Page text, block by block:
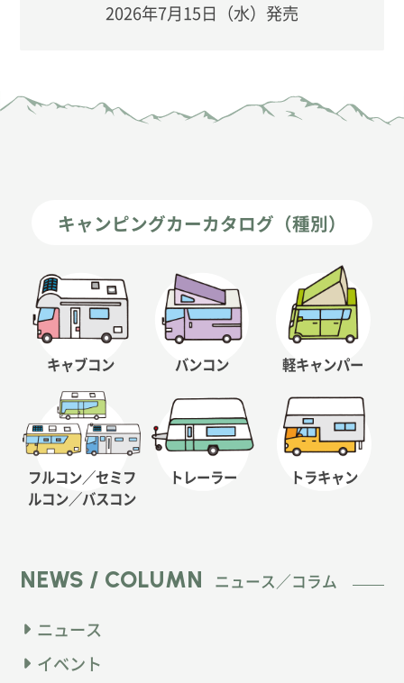
2026年7月15日（水）発売
キャンピングカーカタログ（種別）
キャブコン バンコン 軽キャンパー
フルコン／セミフ
ルコン／バスコン
トレーラー トラキャン
NEWS / COLUMN ニュース／コラム
ニュース
イベント